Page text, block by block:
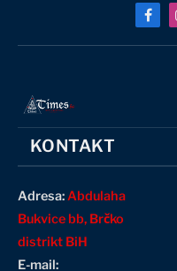
KONTAKT
Adresa:Abdulaha
Bukvice bb, Brčko
distrikt BiH
E-mail: